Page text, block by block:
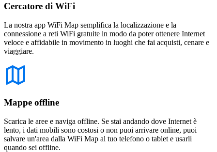
Cercatore di WiFi
La nostra app WiFi Map semplifica la localizzazione e la
connessione a reti WiFi gratuite in modo da poter ottenere Internet
veloce e affidabile in movimento in luoghi che fai acquisti, cenare e
viaggiare.
Mappe offline
Scarica le aree e naviga offline. Se stai andando dove Internet è
lento, i dati mobili sono costosi o non puoi arrivare online, puoi
salvare un'area dalla WiFi Map al tuo telefono o tablet e usarli
quando sei offline.